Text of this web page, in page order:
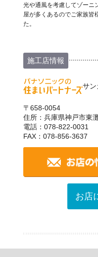
光や通風を考慮してゾーニ
屋が多くあるのでご家族皆
た。
施工店情報
サ
〒658-0054
住所：兵庫県神戸市東
電話：078-822-0031
FAX：078-856-3637
お店